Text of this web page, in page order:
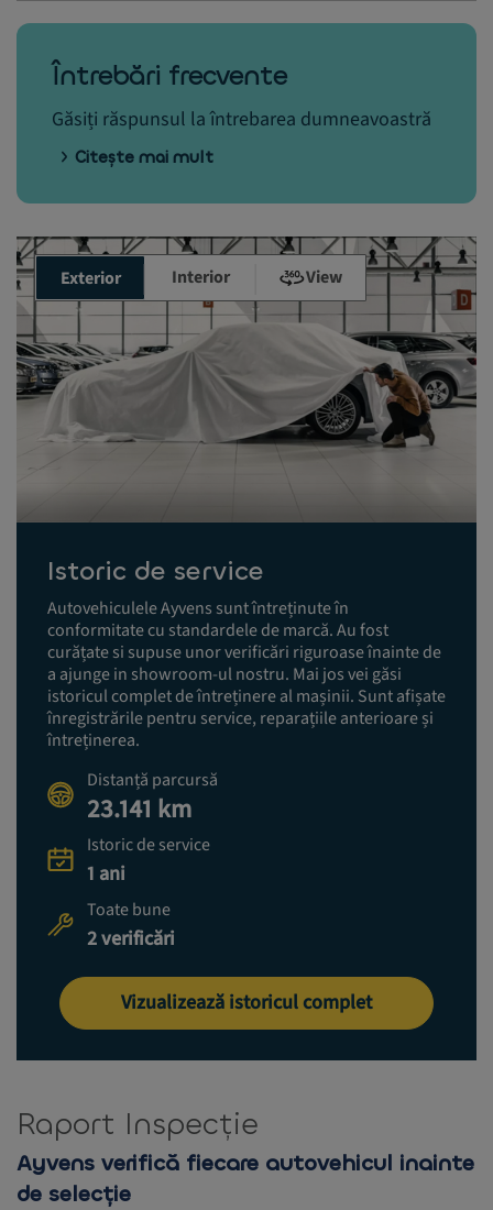
Întrebări frecvente
Găsiți răspunsul la întrebarea dumneavoastră
Citește mai mult
Exterior Interior View
Istoric de service
Autovehiculele Ayvens sunt întreținute în
conformitate cu standardele de marcă. Au fost
curățate si supuse unor verificări riguroase înainte de
a ajunge in showroom-ul nostru. Mai jos vei găsi
istoricul complet de întreținere al mașinii. Sunt afișate
înregistrările pentru service, reparațiile anterioare și
întreținerea.
Distanță parcursă
23.141 km
Istoric de service
1 ani
Toate bune
2 verificări
Vizualizează istoricul complet
Raport Inspecție
Ayvens verifică fiecare autovehicul inainte
de selecție